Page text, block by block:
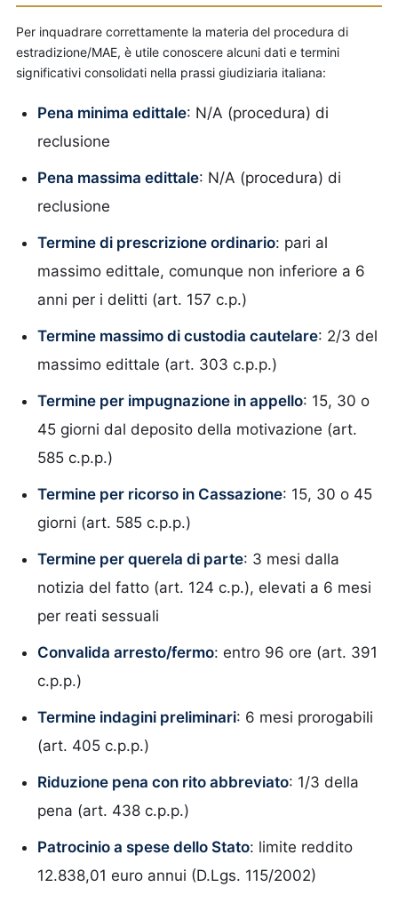
Per inquadrare correttamente la materia del procedura di
estradizione/MAE, è utile conoscere alcuni dati e termini
significativi consolidati nella prassi giudiziaria italiana:
Pena minima edittale: N/A (procedura) di
reclusione
Pena massima edittale: N/A (procedura) di
reclusione
Termine di prescrizione ordinario: pari al
massimo edittale, comunque non inferiore a 6
anni per i delitti (art. 157 c.p.)
Termine massimo di custodia cautelare: 2/3 del
massimo edittale (art. 303 c.p.p.)
Termine per impugnazione in appello: 15, 30 o
45 giorni dal deposito della motivazione (art.
585 c.p.p.)
Termine per ricorso in Cassazione: 15, 30 o 45
giorni (art. 585 c.p.p.)
Termine per querela di parte: 3 mesi dalla
notizia del fatto (art. 124 c.p.), elevati a 6 mesi
per reati sessuali
Convalida arresto/fermo: entro 96 ore (art. 391
c.p.p.)
Termine indagini preliminari: 6 mesi prorogabili
(art. 405 c.p.p.)
Riduzione pena con rito abbreviato: 1/3 della
pena (art. 438 c.p.p.)
Patrocinio a spese dello Stato: limite reddito
12.838,01 euro annui (D.Lgs. 115/2002)